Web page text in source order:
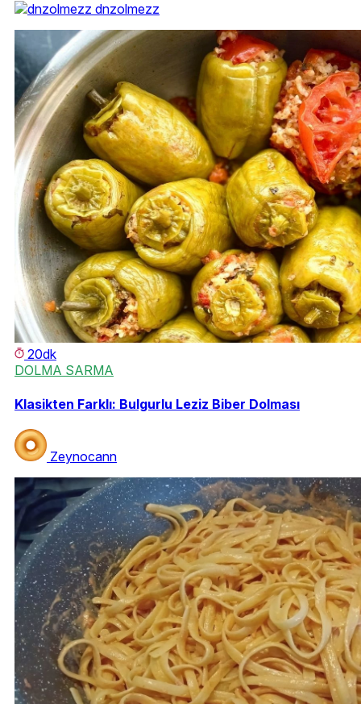
dnzolmezz
20dk
DOLMA SARMA
Klasikten Farklı: Bulgurlu Leziz Biber Dolması
Zeynocann